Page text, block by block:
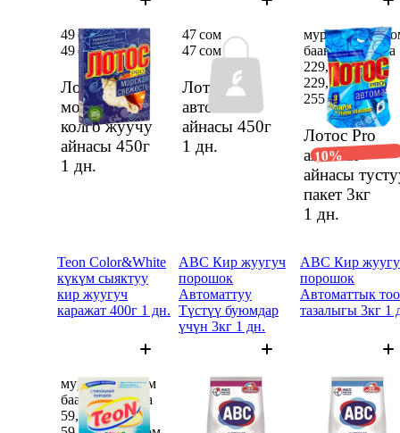
Лотос Pro
морск свеж
колго жуучу
айнасы 450г
1 дн.
49 сом
49 сом
Лотос Pro
автомат
айнасы 450г
1 дн.
47 сом
47 сом
Лотос Pro
автомат
айнасы
пакет 3кг
1 дн.
мурдагы 255
баанын ордуна
229,5 сом
229,5 сом
255 сом
10%
Teon Color&White
күкүм сыяктуу
кир жуугуч
каражат 400г 1 дн.
мурдагы 83 сом
баанын ордуна
59,28 сом
ABC Кир жуугуч
порошок
Автоматтуу
Түстүү буюмдар
үчүн 3кг 1 дн.
мурдагы 560 сом
баанын ордуна
385,5 сом
ABC Кир
порошок
Автоматтык тоо
тазалыгы 3кг 1
мурдагы 560
баанын ордуна
385,5 сом